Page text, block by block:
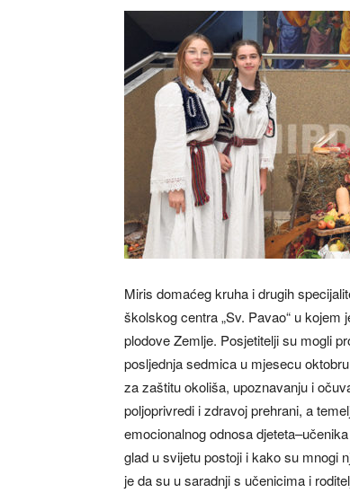
Miris domaćeg kruha i drugih
školskog centra „Sv. Pavao“ u
plodove Zemlje. Posjetitelji su mogli
posljednja sedmica u mjesecu
za zaštitu okoliša, upoznavanju i
poljoprivredi i zdravoj prehrani, a
emocionalnog odnosa
glad u svijetu postoji i kako su mnogi
je da su u saradnji s učenicima i